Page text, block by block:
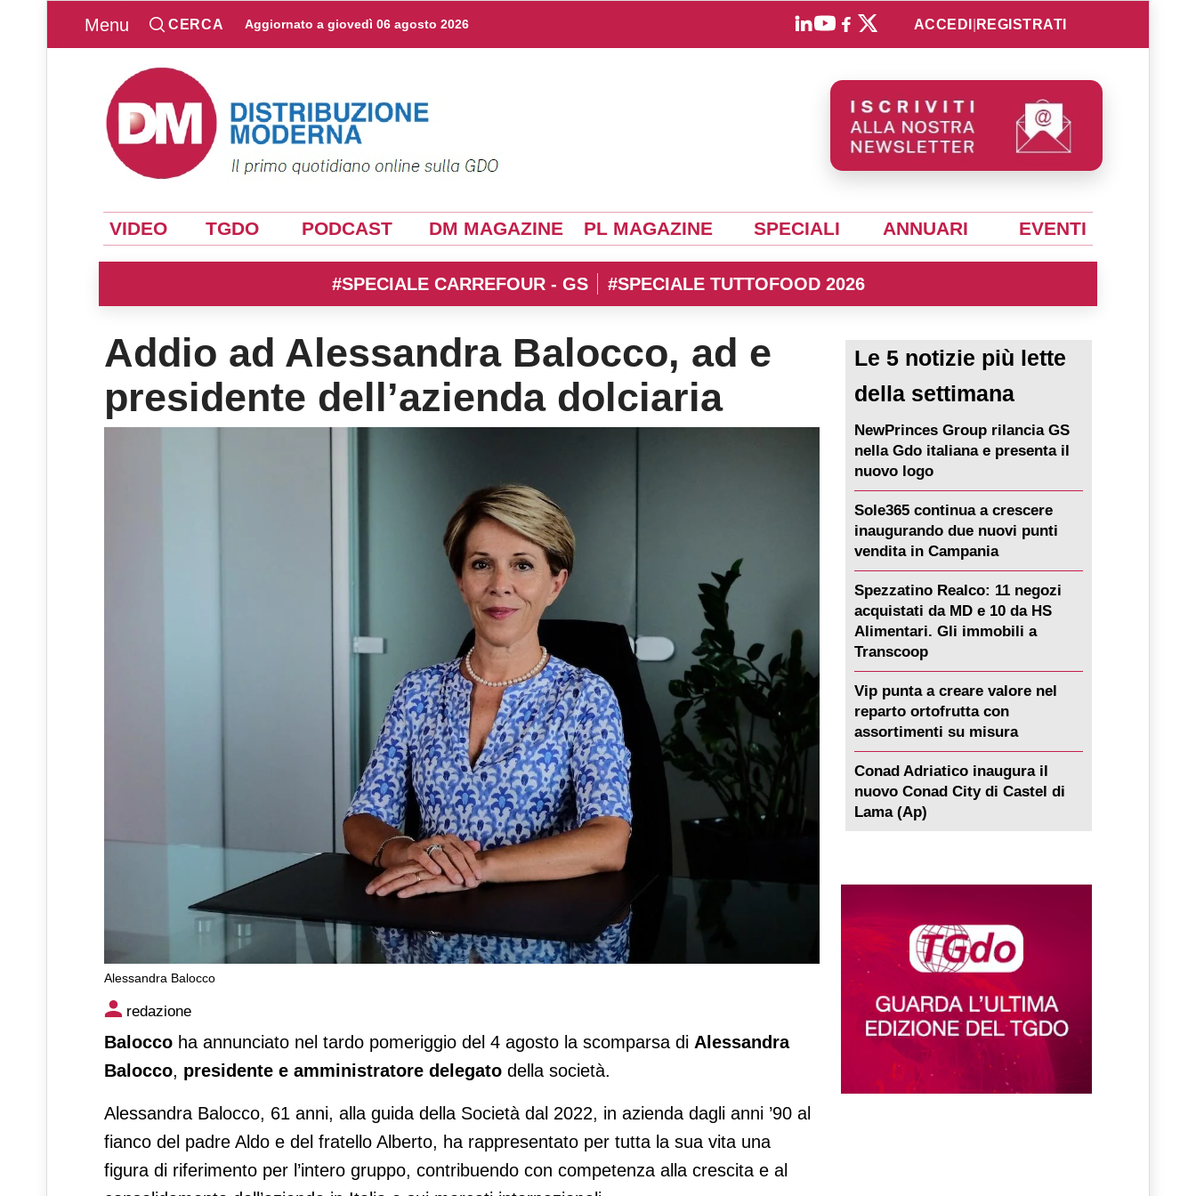
Menu CERCA Aggiornato a giovedì 06 agosto 2026 ACCEDI REGISTRATI
VIDEO TGDO PODCAST DM MAGAZINE PL MAGAZINE SPECIALI ANNUARI EVENTI
#SPECIALE CARREFOUR - GS #SPECIALE TUTTOFOOD 2026
Addio ad Alessandra Balocco, ad e
presidente dell’azienda dolciaria
Alessandra Balocco
Addio ad Alessandra Balocco, ad e presidente dell’azienda dolciaria
redazione
Balocco ha annunciato nel tardo pomeriggio del 4 agosto la scomparsa di Alessandra
Balocco, presidente e amministratore delegato della società.
Alessandra Balocco, 61 anni, alla guida della Società dal 2022, in azienda dagli anni ’90 al
fianco del padre Aldo e del fratello Alberto, ha rappresentato per tutta la sua vita una
figura di riferimento per l’intero gruppo, contribuendo con competenza alla crescita e al
Le 5 notizie più lette
della settimana
NewPrinces Group rilancia GS
nella Gdo italiana e presenta il
nuovo logo
Sole365 continua a crescere
inaugurando due nuovi punti
vendita in Campania
Spezzatino Realco: 11 negozi
acquistati da MD e 10 da HS
Alimentari. Gli immobili a
Transcoop
Vip punta a creare valore nel
reparto ortofrutta con
assortimenti su misura
Conad Adriatico inaugura il
nuovo Conad City di Castel di
Lama (Ap)